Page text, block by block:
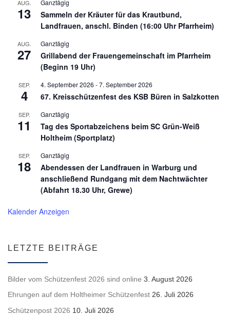
AUG.
13
Ganztägig
Sammeln der Kräuter für das Krautbund,
Landfrauen, anschl. Binden (16:00 Uhr Pfarrheim)
AUG.
27
Ganztägig
Grillabend der Frauengemeinschaft im Pfarrheim
(Beginn 19 Uhr)
SEP.
4
4. September 2026 -7. September 2026
67. Kreisschützenfest des KSB Büren in Salzkotten
SEP.
11
Ganztägig
Tag des Sportabzeichens beim SC Grün-Weiß
Holtheim (Sportplatz)
SEP.
18
Ganztägig
Abendessen der Landfrauen in Warburg und
anschließend Rundgang mit dem Nachtwächter
(Abfahrt 18.30 Uhr, Grewe)
Kalender Anzeigen
LETZTE BEITRÄGE
Bilder vom Schützenfest 2026 sind online 3. August 2026
Ehrungen auf dem Holtheimer Schützenfest 26. Juli 2026
Schützenpost 2026 10. Juli 2026